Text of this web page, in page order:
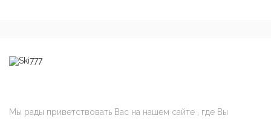
Мы рады приветствовать Вас на нашем сайте , где Вы